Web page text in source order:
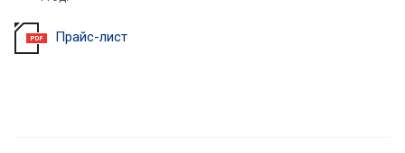
Прайс-лист